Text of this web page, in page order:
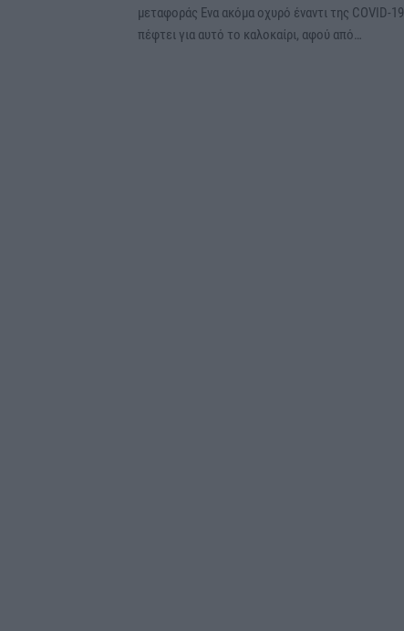
μεταφοράς Ενα ακόμα οχυρό έναντι της COVID-19
πέφτει για αυτό το καλοκαίρι, αφού από…